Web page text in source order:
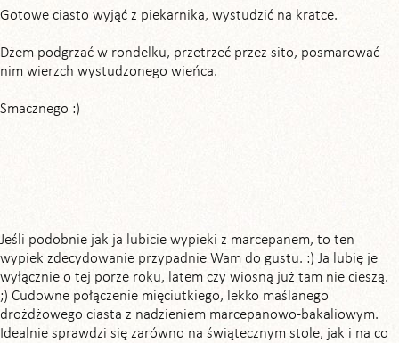
Gotowe ciasto wyjąć z piekarnika, wystudzić na kratce.
Dżem podgrzać w rondelku, przetrzeć przez sito, posmarować
nim wierzch wystudzonego wieńca.
Smacznego :)
Jeśli podobnie jak ja lubicie wypieki z marcepanem, to ten
wypiek zdecydowanie przypadnie Wam do gustu. :) Ja lubię je
wyłącznie o tej porze roku, latem czy wiosną już tam nie cieszą.
;) Cudowne połączenie mięciutkiego, lekko maślanego
drożdżowego ciasta z nadzieniem marcepanowo-bakaliowym.
Idealnie sprawdzi się zarówno na świątecznym stole, jak i na co